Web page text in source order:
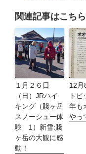
関連記事はこちら
１月２６日
（日）JRハイ
キング（賤ヶ岳
スノーシュー体
験 1）新雪:賤
ヶ岳の大観に感
動！
12月
ト
年も
やっ